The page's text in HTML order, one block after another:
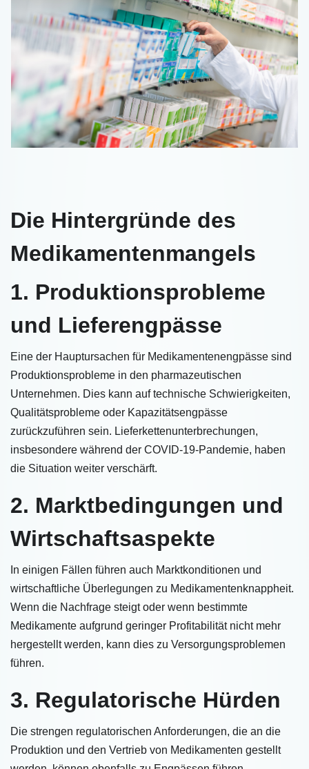
Die Hintergründe des
Medikamentenmangels
1. Produktionsprobleme
und Lieferengpässe
Eine der Hauptursachen für Medikamentenengpässe sind
Produktionsprobleme in den pharmazeutischen
Unternehmen. Dies kann auf technische Schwierigkeiten,
Qualitätsprobleme oder Kapazitätsengpässe
zurückzuführen sein. Lieferkettenunterbrechungen,
insbesondere während der COVID-19-Pandemie, haben
die Situation weiter verschärft.
2. Marktbedingungen und
Wirtschaftsaspekte
In einigen Fällen führen auch Marktkonditionen und
wirtschaftliche Überlegungen zu Medikamentenknappheit.
Wenn die Nachfrage steigt oder wenn bestimmte
Medikamente aufgrund geringer Profitabilität nicht mehr
hergestellt werden, kann dies zu Versorgungsproblemen
führen.
3. Regulatorische Hürden
Die strengen regulatorischen Anforderungen, die an die
Produktion und den Vertrieb von Medikamenten gestellt